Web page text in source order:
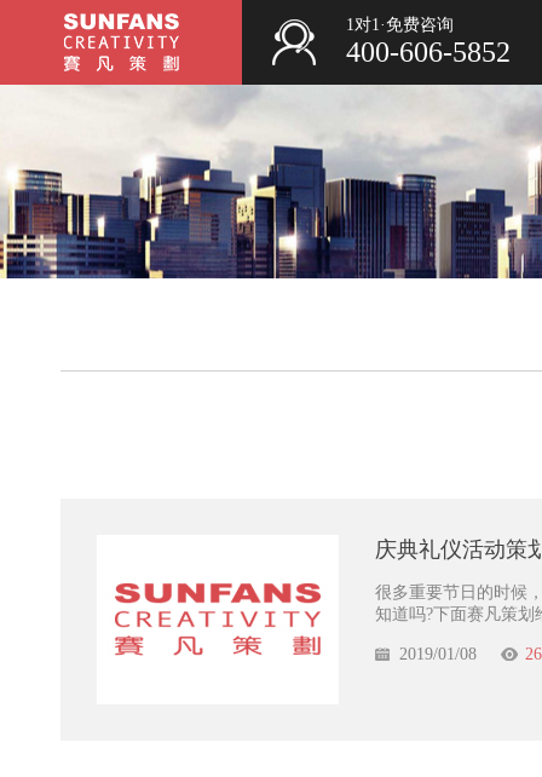
1对1·免费咨询
400-606-5852
庆典礼仪活动策
很多重要节日的时候
知道吗?下面赛凡策
2019/01/08